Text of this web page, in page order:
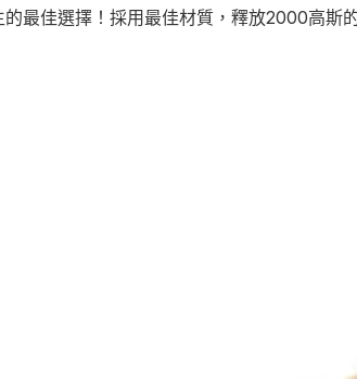
的最佳選擇！採用最佳材質，釋放2000高斯